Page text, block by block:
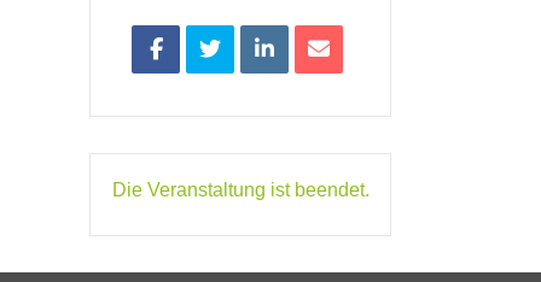
Die Veranstaltung ist beendet.